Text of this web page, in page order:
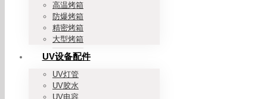
高温烤箱
防爆烤箱
精密烤箱
大型烤箱
UV设备配件
UV灯管
UV胶水
UV电容